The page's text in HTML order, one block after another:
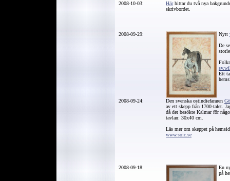
2008-10-03: Härhittar du två nya
skrivbordet.
2008-09-29: Nytt
De
Ett
2008-09-24: Den svenska ostindiefararen
av ett skepp från 1700-talet.
då det besökte Kalmar för
tavlan: 30x40 cm.
Läs mer om skeppet på
www.soic.se
2008-09-18:
En
på